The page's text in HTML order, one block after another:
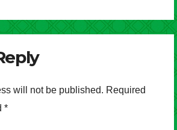
will not be published. Required
*